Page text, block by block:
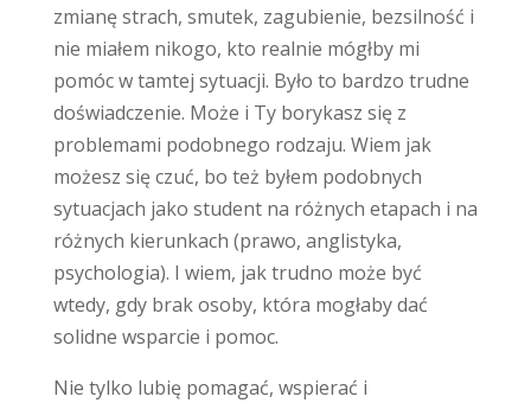
zmianę strach, smutek, zagubienie, bezsilność i
nie miałem nikogo, kto realnie mógłby mi
pomóc w tamtej sytuacji. Było to bardzo trudne
doświadczenie. Może i Ty borykasz się z
problemami podobnego rodzaju. Wiem jak
możesz się czuć, bo też byłem podobnych
sytuacjach jako student na różnych etapach i na
różnych kierunkach (prawo, anglistyka,
psychologia). I wiem, jak trudno może być
wtedy, gdy brak osoby, która mogłaby dać
solidne wsparcie i pomoc.
Nie tylko lubię pomagać, wspierać i